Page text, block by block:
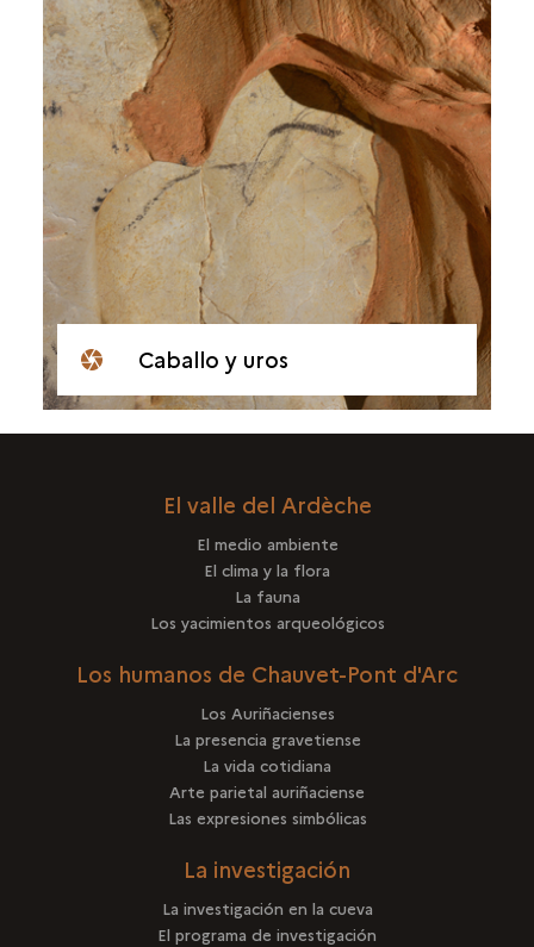
Caballo y uros
El valle del Ardèche
El medio ambiente
El clima y la flora
La fauna
Los yacimientos arqueológicos
Los humanos de Chauvet-Pont d'Arc
Los Auriñacienses
La presencia gravetiense
La vida cotidiana
Arte parietal auriñaciense
Las expresiones simbólicas
La investigación
La investigación en la cueva
El programa de investigación